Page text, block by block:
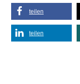
teilen
teilen